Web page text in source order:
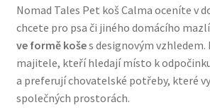
Nomad Tales Pet koš Calma oceníte v
chcete pro psa či jiného domácího
ve formě košes designovým vzhledem.
majitele, kteří hledají místo k
a preferují chovatelské potřeby, které
společných prostorách.